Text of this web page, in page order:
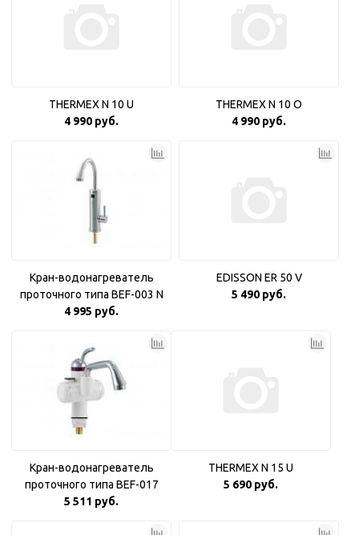
THERMEX N 10 U
4 990 руб.
THERMEX N 10 O
4 990 руб.
Кран-водонагреватель
проточного типа BEF-003 N
4 995 руб.
EDISSON ER 50 V
5 490 руб.
Кран-водонагреватель
проточного типа BEF-017
5 511 руб.
THERMEX N 15 U
5 690 руб.